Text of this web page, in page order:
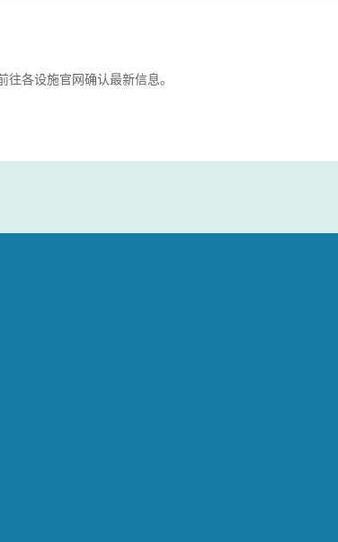
各设施官网确认最新信息。